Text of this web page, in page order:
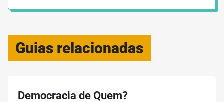
Guias relacionadas
Democracia de Quem?